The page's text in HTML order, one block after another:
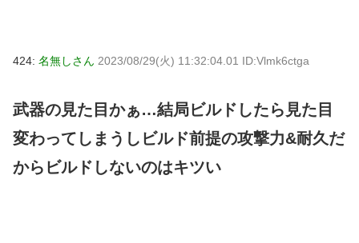
424: 名無しさん 2023/08/29(火) 11:32:04.01 ID:Vlmk6ctga
武器の見た目かぁ…結局ビルドしたら見た目
変わってしまうしビルド前提の攻撃力&耐久だ
からビルドしないのはキツい